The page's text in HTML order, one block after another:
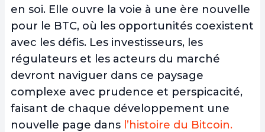
en soi. Elle ouvre la voie à une ère nouvelle
pour le BTC, où les opportunités coexistent
avec les défis. Les investisseurs, les
régulateurs et les acteurs du marché
devront naviguer dans ce paysage
complexe avec prudence et perspicacité,
faisant de chaque développement une
nouvelle page dans l’histoire du Bitcoin.